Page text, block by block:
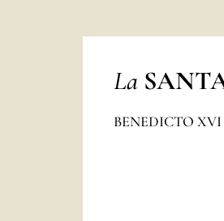
La
BENEDICTO XVI